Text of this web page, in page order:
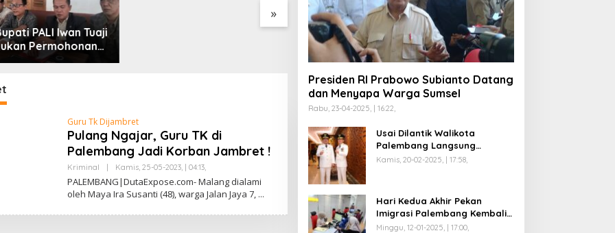
»
Teknologi Drone Jadi
Strategi Polda Sumsel
Deteksi Dini Karhutla di
Wilayah Rawan Ogan Ilir
Guru Tk Dijambret
Pulang Ngajar, Guru TK di
Palembang Jadi Korban Jambret !
Kriminal Kamis, 25-05-2023, | 04:13,O
E
H
A
PALEMBANG|DutaExpose.com- Malang dialami
oleh Maya Ira Susanti (48), warga Jalan Jaya 7,
Presiden RI Prabowo Subianto Datang
dan Menyapa Warga Sumsel
Rabu, 23-04-2025, | 16:22,
Usai Dilantik Walikota
Palembang Langsung
Mengikuti Retreat di
Kamis, 20-02-2025, | 17:58,
Hari Kedua Akhir Pekan
Imigrasi Palembang Kembali
Dilayani
Minggu, 12-01-2025, | 17:00,